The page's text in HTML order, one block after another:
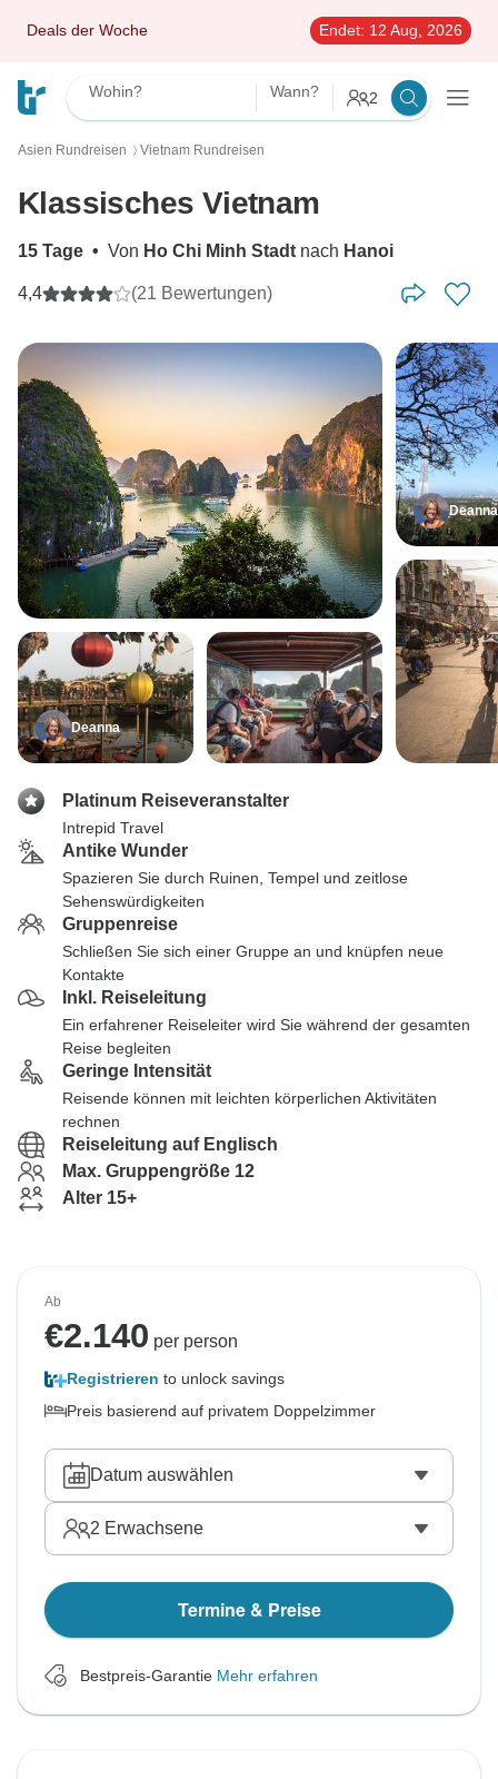
Deals der Woche Endet: 12 Aug, 2026
Wohin? Wann? 2
Asien Rundreisen 〉 Vietnam Rundreisen
Klassisches Vietnam
15 Tage • Von Ho Chi Minh Stadt nach Hanoi
4,4 (21 Bewertungen)
Deanna
Deanna
Platinum Reiseveranstalter
Intrepid Travel
Antike Wunder
Spazieren Sie durch Ruinen, Tempel und zeitlose
Sehenswürdigkeiten
Gruppenreise
Schließen Sie sich einer Gruppe an und knüpfen neue
Kontakte
Inkl. Reiseleitung
Ein erfahrener Reiseleiter wird Sie während der gesamten
Reise begleiten
Geringe Intensität
Reisende können mit leichten körperlichen Aktivitäten
rechnen
Reiseleitung auf Englisch
Max. Gruppengröße 12
Alter 15+
Ab
€2.140 per person
Registrieren to unlock savings
Preis basierend auf privatem Doppelzimmer
Datum auswählen
2 Erwachsene
Termine & Preise
Bestpreis-Garantie Mehr erfahren